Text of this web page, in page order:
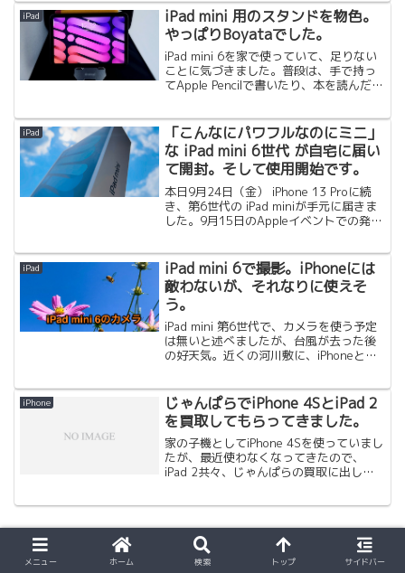
レビューしたいと思います。また今なら
特典として、別売りのペンスロットが無
料で付いてきます。ここで紹介するクー
ポンコードももちろん使用可能ですので
購入の方は、ご利用ください。
iPad
iPad mini 用のスタンドを物色。
やっぱりBoyataでした。
iPad mini 6を家で使っていて、足りない
ことに気づきました。普段は、手で持っ
てApple Pencilで書いたり、本を読んだり
につないだディスプレイの横...
iPad
「こんなにパワフルなのにミニ」
な iPad mini 6世代 が自宅に届い
て開封。そして使用開始です。
本日9月24日（金） iPhone 13 Proに続
き、第6世代の iPad miniが手元に届きま
した。9月15日のAppleイベントでの発表
に届きました。メールを見返した所、購
入完了時刻は、15日の3...
iPad
iPad mini 6で撮影。iPhoneには
敵わないが、それなりに使えそ
う。
iPad mini 第6世代で、カメラを使う予定
は無いと述べましたが、台風が去った後
の好天気。近くの河川敷に、iPhoneと
iPhone 13 Proはまた別の機会...
iPhone
じゃんぱらでiPhone 4SとiPad 2
を買取してもらってきました。
家の子機としてiPhone 4Sを使っていまし
たが、最近使わなくなってきたので、
iPad 2共々、じゃんぱらの買取に出して
言われてト...
スポンサーリンク
メニュー ホーム 検索 トップ サイドバー